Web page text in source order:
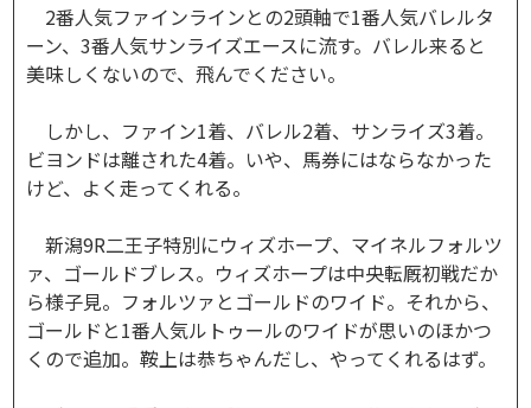
2番人気ファインラインとの2頭軸で1番人気バレルタ
ーン、3番人気サンライズエースに流す。バレル来ると
美味しくないので、飛んでください。
しかし、ファイン1着、バレル2着、サンライズ3着。
ビヨンドは離された4着。いや、馬券にはならなかった
けど、よく走ってくれる。
新潟9R二王子特別にウィズホープ、マイネルフォルツ
ァ、ゴールドブレス。ウィズホープは中央転厩初戦だか
ら様子見。フォルツァとゴールドのワイド。それから、
ゴールドと1番人気ルトゥールのワイドが思いのほかつ
くので追加。鞍上は恭ちゃんだし、やってくれるはず。